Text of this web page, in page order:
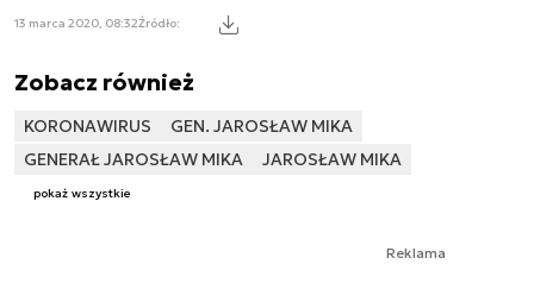
13 marca 2020, 08:32Źródło:
Zobacz również
KORONAWIRUS
GEN. JAROSŁAW MIKA
GENERAŁ JAROSŁAW MIKA
JAROSŁAW MIKA
pokaż wszystkie
Reklama